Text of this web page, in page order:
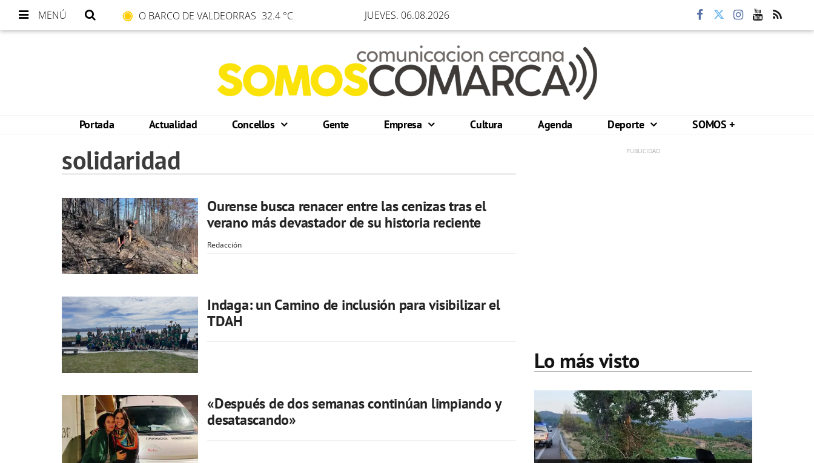
MENÚ O BARCO DE VALDEORRAS 32.4 °C JUEVES. 06.08.2026
Portada Actualidad Concellos Gente Empresa Cultura Agenda Deporte SOMOS +
solidaridad
Ourense busca renacer entre las cenizas tras el
verano más devastador de su historia reciente
Redacción
Indaga: un Camino de inclusión para visibilizar el
TDAH
«Después de dos semanas continúan limpiando y
desatascando»
Lo más visto